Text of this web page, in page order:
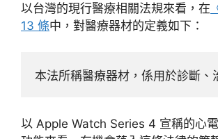
以台灣的現行醫療相關法規來看，在
13 條中，對醫療器材的定義如下：
本法所稱醫療器材，係用於診斷
以 Apple Watch Series 4 宣稱的心